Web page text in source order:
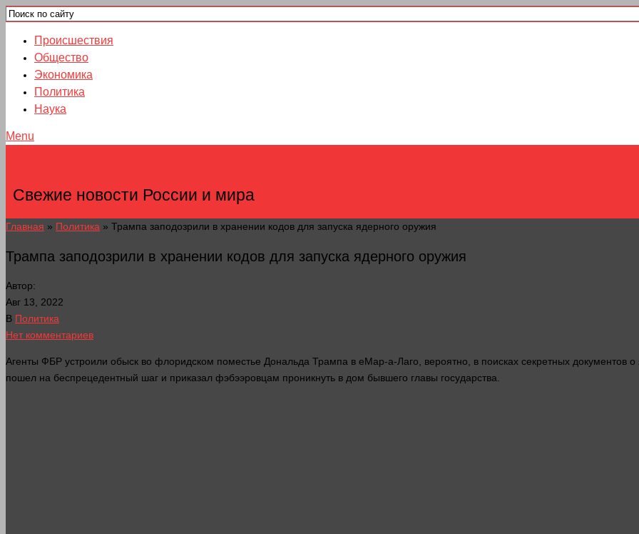
Происшествия
Общество
Экономика
Политика
Наука
Menu
Свежие новости России и мира
Главная » Политика » Трампа заподозрили в хранении кодов для запуска ядерного оружия
Трампа заподозрили в хранении кодов для запуска ядерного оружия
Автор:
Авг 13, 2022
В Политика
Нет комментариев
Агенты ФБР устроили обыск во флоридском поместье Дональда Трампа в еМар-а-Лаго, вероятно , в поисках секретных документов о
пошел на беспрецедентный шаг и приказал фэбээровцам проникнуть в дом бывшего главы государства.